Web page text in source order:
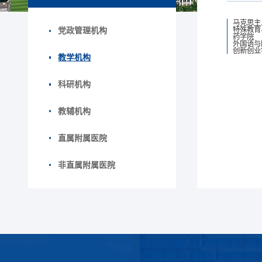
党政管理机构
教学机构
科研机构
教辅机构
直属附属医院
非直属附属医院
马克思
特殊教
药学院
外国语
创新创